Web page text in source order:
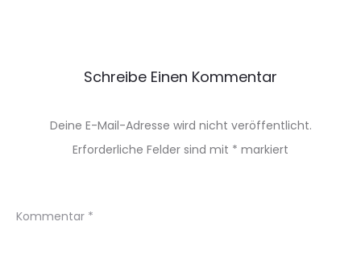
Schreibe Einen Kommentar
Deine E-Mail-Adresse wird nicht veröffentlicht.
Erforderliche Felder sind mit * markiert
Kommentar *